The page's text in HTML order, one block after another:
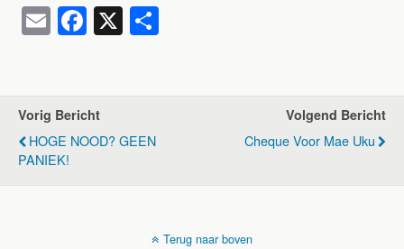
E
m
F
a
e
b
o
X
n
Vorig Bericht
HOGE NOOD? GEEN
PANIEK!
Volgend Bericht
Cheque Voor Mae Uku
Terug naar boven